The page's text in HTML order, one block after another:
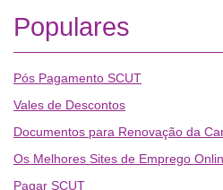
Populares
Pós Pagamento SCUT
Vales de Descontos
Documentos para Renovação da
Os Melhores Sites de Emprego
Pagar SCUT